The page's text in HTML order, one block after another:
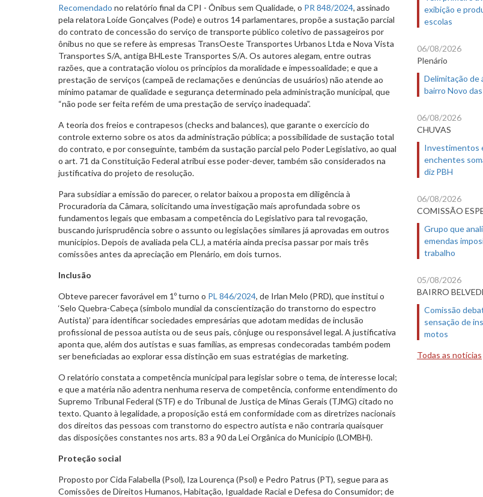
Recomendado no relatório final da CPI - Ônibus sem Qualidade, o PR 848/2024, assinado
pela relatora Loíde Gonçalves (Pode) e outros 14 parlamentares, propõe a sustação parcial
do contrato de concessão do serviço de transporte público coletivo de passageiros por
ônibus no que se refere às empresas TransOeste Transportes Urbanos Ltda e Nova Vista
Transportes S/A, antiga BHLeste Transportes S/A. Os autores alegam, entre outras
razões, que a contratação violou os princípios da moralidade e impessoalidade; e que a
prestação de serviços (campeã de reclamações e denúncias de usuários) não atende ao
mínimo patamar de qualidade e segurança determinado pela administração municipal, que
“não pode ser feita refém de uma prestação de serviço inadequada”.
A teoria dos freios e contrapesos (checks and balances), que garante o exercício do
controle externo sobre os atos da administração pública; a possibilidade de sustação total
do contrato, e por conseguinte, também da sustação parcial pelo Poder Legislativo, ao qual
o art. 71 da Constituição Federal atribui esse poder-dever, também são considerados na
justificativa do projeto de resolução.
Para subsidiar a emissão do parecer, o relator baixou a proposta em diligência à
Procuradoria da Câmara, solicitando uma investigação mais aprofundada sobre os
fundamentos legais que embasam a competência do Legislativo para tal revogação,
buscando jurisprudência sobre o assunto ou legislações similares já aprovadas em outros
municípios. Depois de avaliada pela CLJ, a matéria ainda precisa passar por mais três
comissões antes da apreciação em Plenário, em dois turnos.
Inclusão
Obteve parecer favorável em 1º turno o PL 846/2024, de Irlan Melo (PRD), que institui o
‘Selo Quebra-Cabeça (símbolo mundial da conscientização do transtorno do espectro
Autista)’ para identificar sociedades empresárias que adotam medidas de inclusão
profissional de pessoa autista ou de seus pais, cônjuge ou responsável legal. A justificativa
aponta que, além dos autistas e suas famílias, as empresas condecoradas também podem
ser beneficiadas ao explorar essa distinção em suas estratégias de marketing.
O relatório constata a competência municipal para legislar sobre o tema, de interesse local;
e que a matéria não adentra nenhuma reserva de competência, conforme entendimento do
Supremo Tribunal Federal (STF) e do Tribunal de Justiça de Minas Gerais (TJMG) citado no
texto. Quanto à legalidade, a proposição está em conformidade com as diretrizes nacionais
dos direitos das pessoas com transtorno do espectro autista e não contraria quaisquer
das disposições constantes nos arts. 83 a 90 da Lei Orgânica do Município (LOMBH).
Proteção social
Proposto por Cida Falabella (Psol), Iza Lourença (Psol) e Pedro Patrus (PT), segue para as
Comissões de Direitos Humanos, Habitação, Igualdade Racial e Defesa do Consumidor; de
exibição e
escolas
06/08/2026
Plenário
Delimitação de
bairro Novo
06/08/2026
CHUVAS
Investimentos
enchentes
diz PBH
06/08/2026
COMISSÃO
Grupo que
emendas
trabalho
05/08/2026
BAIRRO
Comissão
sensação de
motos
Todas as notícias